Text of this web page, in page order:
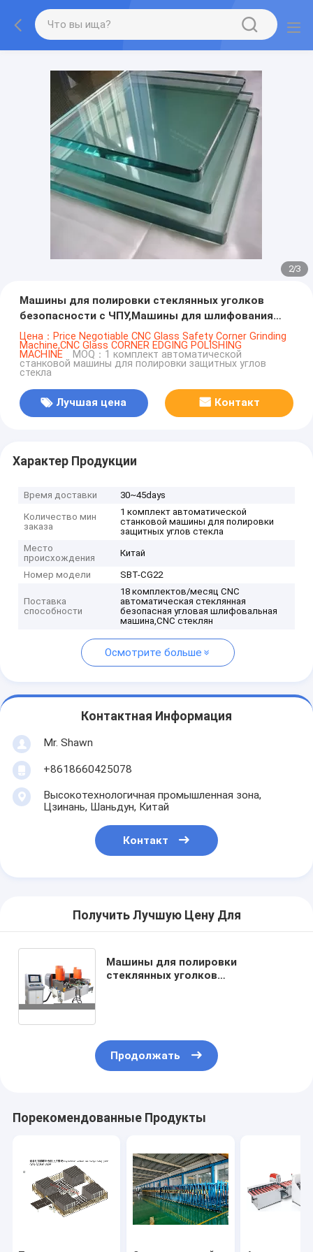
2/3
Машины для полировки стеклянных уголков
безопасности с ЧПУ,Машины для шлифования
стеклянных уголков с ЧПУ,Машины для
шлифования стеклянных уголков с ЧПУ
Цена：Price Negotiable CNC Glass Safety Corner Grinding
Machine,CNC Glass CORNER EDGING POLISHING
MACHINE MOQ：1 комплект автоматической
станковой машины для полировки защитных углов
стекла
Лучшая цена Контакт
Характер Продукции
Время доставки 30~45days
Количество мин
заказа
1 комплект автоматической
станковой машины для полировки
защитных углов стекла
Место
происхождения
Китай
Номер модели SBT-CG22
Поставка
способности
18 комплектов/месяц CNC
автоматическая стеклянная
безопасная угловая шлифовальная
машина,CNC стеклян
Осмотрите больше
Контактная Информация
Mr. Shawn
+8618660425078
Высокотехнологичная промышленная зона,
Цзинань, Шаньдун, Китай
Контакт
Получить Лучшую Цену Для
Машины для полировки
стеклянных уголков
Продолжать
Порекомендованные Продукты